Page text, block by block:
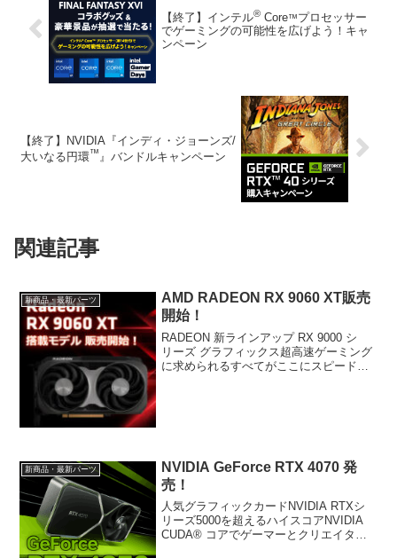
【終了】インテル® Core™プロセッサー
でゲーミングの可能性を広げよう！キャ
ンペーン
【終了】NVIDIA『インディ・ジョーンズ/
大いなる円環™』バンドルキャンペーン
関連記事
新商品・最新パーツ
AMD RADEON RX 9060 XT販売
開始！
RADEON 新ラインアップ RX 9000 シ
リーズ グラフィックス超高速ゲーミング
に求められるすべてがここにスピード、
新商品・最新パーツ
NVIDIA GeForce RTX 4070 発
売！
人気グラフィックカードNVIDIA RTXシ
リーズ5000を超えるハイスコアNVIDIA
CUDA® コアでゲーマーとクリエイター